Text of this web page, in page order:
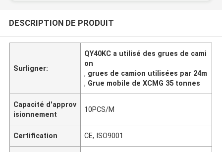
DESCRIPTION DE PRODUIT
Surligner:
QY40KC a utilisé des grues de cami
on
, grues de camion utilisées par 24m
, Grue mobile de XCMG 35 tonnes
Capacité d'approv
isionnement
10PCS/M
Certification CE, ISO9001